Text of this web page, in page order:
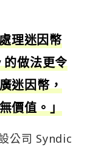
理迷因幣
做法更令
迷因幣，
價值。」
公司 Syndic